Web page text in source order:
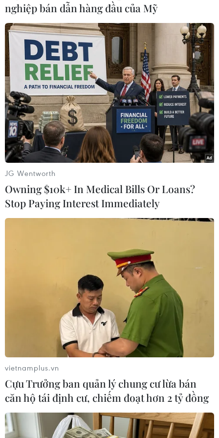
#Sản xuất chip #TSMC
#Chip bán dẫn
#Trí tuệ nhân tạo
#ChatGPT
Đài Loan
Trung Quốc
Theo dõi VietnamPlus
TIN LIÊN QUAN
nghiệp bán dẫn hàng đầu của Mỹ
JG Wentworth
Owning $10k+ In Medical Bills Or Loans?
Stop Paying Interest Immediately
vietnamplus.vn
Cựu Trưởng ban quản lý chung cư lừa bán
căn hộ tái định cư, chiếm đoạt hơn 2 tỷ đồng